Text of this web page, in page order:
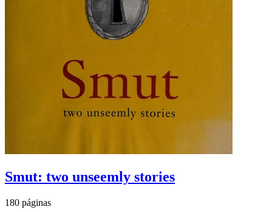
Smut: two unseemly stories
180 páginas